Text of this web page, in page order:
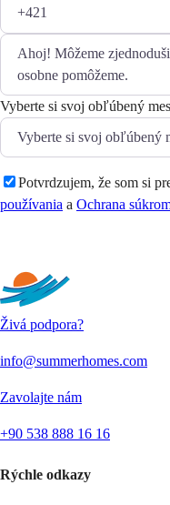
Vyberte si svoj obľúbený
Potvrdzujem, že som si
používania a Ochrana
Živá podpora?
info@summerhomes.com
Zavolajte nám
+90 538 888 16 16
Rýchle odkazy